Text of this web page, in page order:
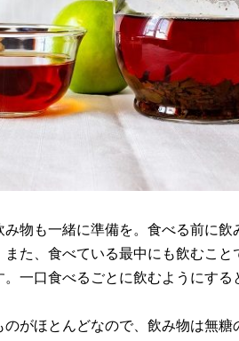
物も一緒に準備を。食べる前に飲
た、食べている最中にも飲むこと
一口食べるごとに飲むようにする
がほとんどなので、飲み物は無糖